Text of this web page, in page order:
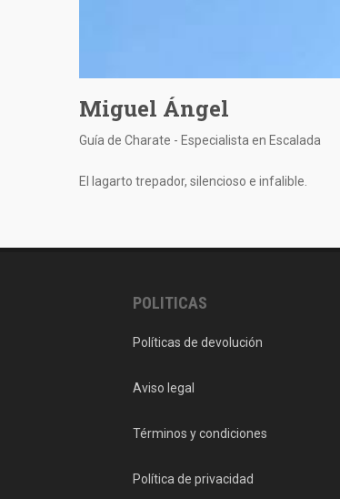
Miguel Ángel
Guía de Charate - Especialista en Escalada
El lagarto trepador, silencioso e infalible.
POLITICAS
Políticas de devolución
Aviso legal
Términos y condiciones
Política de privacidad